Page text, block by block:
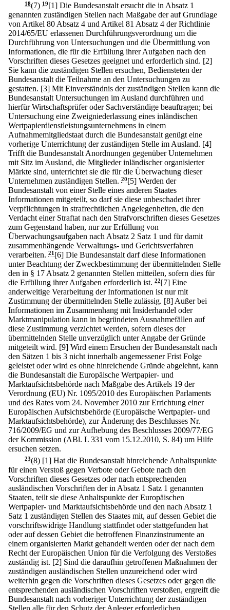
18(7) 19[1] Die Bundesanstalt ersucht die in Absatz 1
genannten zuständigen Stellen nach Maßgabe der auf Grundlage
von Artikel 80 Absatz 4 und Artikel 81 Absatz 4 der Richtlinie
2014/65/EU erlassenen Durchführungsverordnung um die
Durchführung von Untersuchungen und die Übermittlung von
Informationen, die für die Erfüllung ihrer Aufgaben nach den
Vorschriften dieses Gesetzes geeignet und erforderlich sind. [2]
Sie kann die zuständigen Stellen ersuchen, Bediensteten der
Bundesanstalt die Teilnahme an den Untersuchungen zu
gestatten. [3] Mit Einverständnis der zuständigen Stellen kann die
Bundesanstalt Untersuchungen im Ausland durchführen und
hierfür Wirtschaftsprüfer oder Sachverständige beauftragen; bei
Untersuchung eine Zweigniederlassung eines inländischen
Wertpapierdienstleistungsunternehmens in einem
Aufnahmemitgliedstaat durch die Bundesanstalt genügt eine
vorherige Unterrichtung der zuständigen Stelle im Ausland. [4]
Trifft die Bundesanstalt Anordnungen gegenüber Unternehmen
mit Sitz im Ausland, die Mitglieder inländischer organisierter
Märkte sind, unterrichtet sie die für die Überwachung dieser
Unternehmen zuständigen Stellen. 20[5] Werden der
Bundesanstalt von einer Stelle eines anderen Staates
Informationen mitgeteilt, so darf sie diese unbeschadet ihrer
Verpflichtungen in strafrechtlichen Angelegenheiten, die den
Verdacht einer Straftat nach den Strafvorschriften dieses Gesetzes
zum Gegenstand haben, nur zur Erfüllung von
Überwachungsaufgaben nach Absatz 2 Satz 1 und für damit
zusammenhängende Verwaltungs- und Gerichtsverfahren
verarbeiten. 21 [6] Die Bundesanstalt darf diese Informationen
unter Beachtung der Zweckbestimmung der übermittelnden Stelle
den in § 17 Absatz 2 genannten Stellen mitteilen, sofern dies für
die Erfüllung ihrer Aufgaben erforderlich ist. 22[7] Eine
anderweitige Verarbeitung der Informationen ist nur mit
Zustimmung der übermittelnden Stelle zulässig. [8] Außer bei
Informationen im Zusammenhang mit Insiderhandel oder
Marktmanipulation kann in begründeten Ausnahmefällen auf
diese Zustimmung verzichtet werden, sofern dieses der
übermittelnden Stelle unverzüglich unter Angabe der Gründe
mitgeteilt wird. [9] Wird einem Ersuchen der Bundesanstalt nach
den Sätzen 1 bis 3 nicht innerhalb angemessener Frist Folge
geleistet oder wird es ohne hinreichende Gründe abgelehnt, kann
die Bundesanstalt die Europäische Wertpapier- und
Marktaufsichtsbehörde nach Maßgabe des Artikels 19 der
Verordnung (EU) Nr. 1095/2010 des Europäischen Parlaments
und des Rates vom 24. November 2010 zur Errichtung einer
Europäischen Aufsichtsbehörde (Europäische Wertpapier- und
Marktaufsichtsbehörde), zur Änderung des Beschlusses Nr.
716/2009/EG und zur Aufhebung des Beschlusses 2009/77/EG
der Kommission (ABl. L 331 vom 15.12.2010, S. 84) um Hilfe
ersuchen setzen.
23(8) [1] Hat die Bundesanstalt hinreichende Anhaltspunkte
für einen Verstoß gegen Verbote oder Gebote nach den
Vorschriften dieses Gesetzes oder nach entsprechenden
ausländischen Vorschriften der in Absatz 1 Satz 1 genannten
Staaten, teilt sie diese Anhaltspunkte der Europäischen
Wertpapier- und Marktaufsichtsbehörde und den nach Absatz 1
Satz 1 zuständigen Stellen des Staates mit, auf dessen Gebiet die
vorschriftswidrige Handlung stattfindet oder stattgefunden hat
oder auf dessen Gebiet die betroffenen Finanzinstrumente an
einem organisierten Markt gehandelt werden oder der nach dem
Recht der Europäischen Union für die Verfolgung des Verstoßes
zuständig ist. [2] Sind die daraufhin getroffenen Maßnahmen der
zuständigen ausländischen Stellen unzureichend oder wird
weiterhin gegen die Vorschriften dieses Gesetzes oder gegen die
entsprechenden ausländischen Vorschriften verstoßen, ergreift die
Bundesanstalt nach vorheriger Unterrichtung der zuständigen
Stellen alle für den Schutz der Anleger erforderlichen